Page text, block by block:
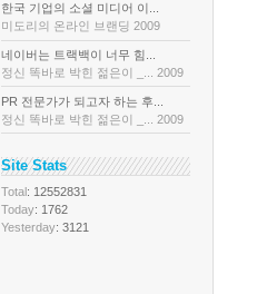
한국 기업의 소셜 미디어 이...
미도리의 온라인 브랜딩 2009
네이버는 트랙백이 너무 힘...
정신 똑바로 박힌 젊은이 _... 2009
PR 전문가가 되고자 하는 후...
정신 똑바로 박힌 젊은이 _... 2009
Site Stats
Total: 12552831
Today: 1762
Yesterday: 3121